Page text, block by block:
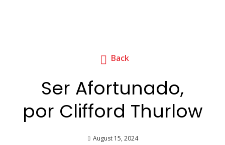
Back
Ser Afortunado,
por Clifford Thurlow
August 15, 2024